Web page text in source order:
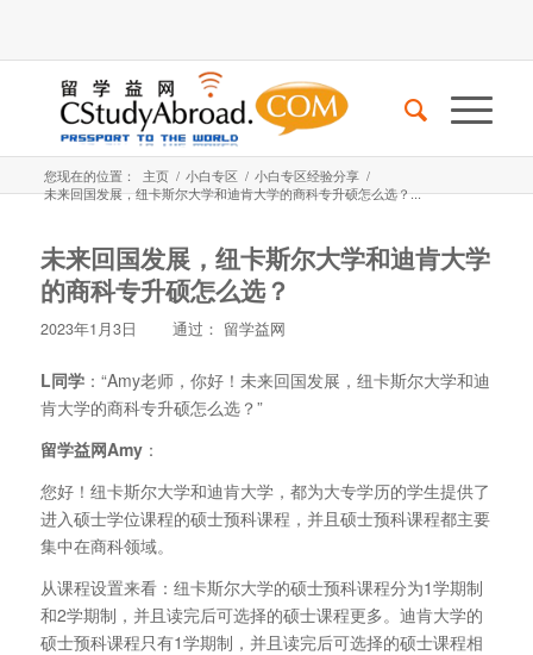
您现在的位置： 主页 / 小白专区 / 小白专区经验分享 /
未来回国发展，纽卡斯尔大学和迪肯大学的商科专升硕怎么选？...
未来回国发展，纽卡斯尔大学和迪肯大学
的商科专升硕怎么选？
2023年1月3日 通过： 留学益网
L同学：“Amy老师，你好！未来回国发展，纽卡斯尔大学和迪
肯大学的商科专升硕怎么选？”
留学益网Amy：
您好！纽卡斯尔大学和迪肯大学，都为大专学历的学生提供了
进入硕士学位课程的硕士预科课程，并且硕士预科课程都主要
集中在商科领域。
从课程设置来看：纽卡斯尔大学的硕士预科课程分为1学期制
和2学期制，并且读完后可选择的硕士课程更多。迪肯大学的
硕士预科课程只有1学期制，并且读完后可选择的硕士课程相